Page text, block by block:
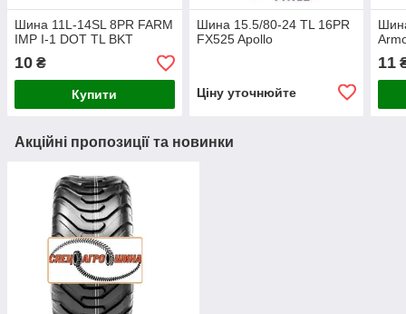
Шина 11L-14SL 8PR FARM
IMP I-1 DOT TL BKT
10 ₴
Купити
Шина 15.5/80-24 TL 16PR
FX525 Apollo
Ціну уточнюйте
11
Акційні пропозиції та новинки